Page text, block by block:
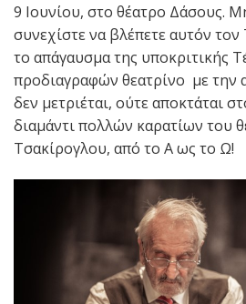
9 Ιουνίου, στο θέατρο Δάσους.
συνεχίστε να βλέπετε αυτόν
το απάγαυσμα της υποκριτικής
προδιαγραφών θεατρίνο με την
δεν μετριέται, ούτε αποκτάται
διαμάντι πολλών καρατίων του
Τσακίρογλου, από το Α ως το Ω!